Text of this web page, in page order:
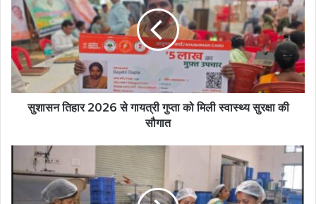
सुशासन तिहार 2026 से गायत्री गुप्ता को मिली स्वास्थ्य सुरक्षा की
सौगात